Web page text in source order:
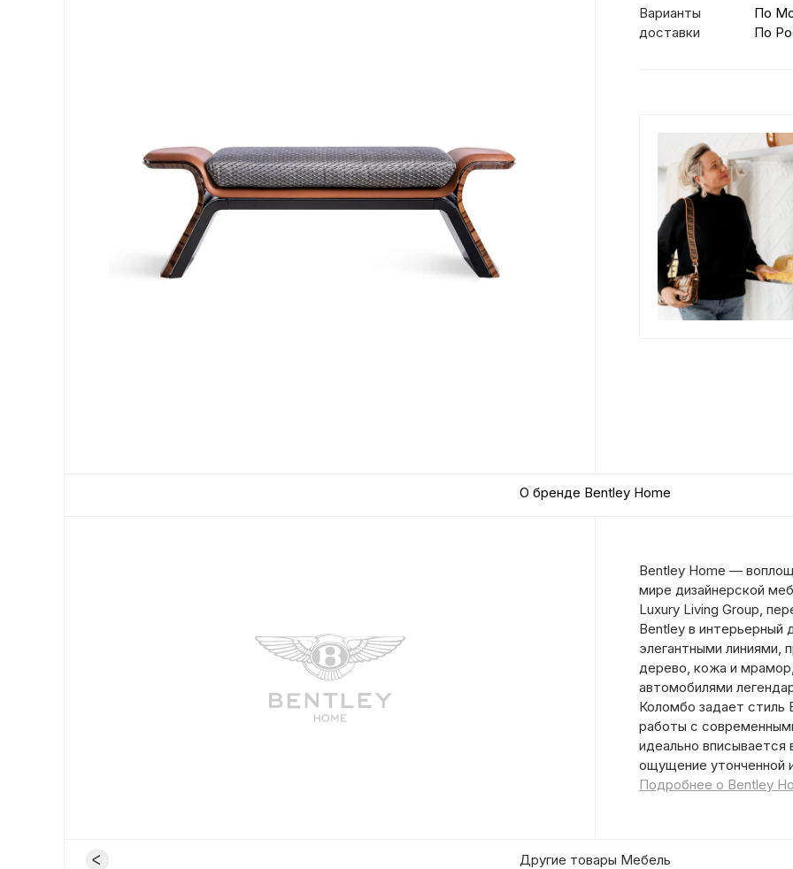
Варианты
доставки
По
По
О бренде Bentley Home
Bentley Home —
мире дизайнерской
Luxury Living Group,
Bentley в интерьерный
элегантными линиями,
дерево, кожа и
автомобилями
Коломбо задает стиль
работы с
идеально
ощущение утонченной
Подробнее о Bentley
Другие товары Мебель